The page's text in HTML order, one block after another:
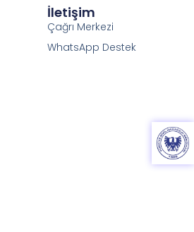
İletişim
Çağrı Merkezi
WhatsApp Destek